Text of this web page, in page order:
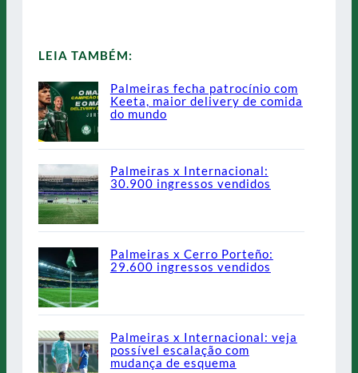
LEIA TAMBÉM:
Palmeiras fecha patrocínio com
Keeta, maior delivery de comida
do mundo
Palmeiras x Internacional:
30.900 ingressos vendidos
Palmeiras x Cerro Porteño:
29.600 ingressos vendidos
Palmeiras x Internacional: veja
possível escalação com
mudança de esquema